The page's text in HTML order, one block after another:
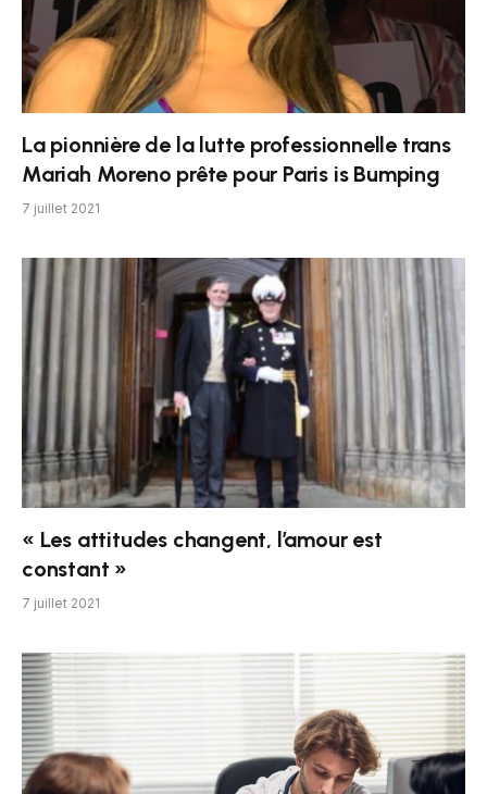
La pionnière de la lutte professionnelle trans
Mariah Moreno prête pour Paris is Bumping
7 juillet 2021
« Les attitudes changent, l’amour est
constant »
7 juillet 2021